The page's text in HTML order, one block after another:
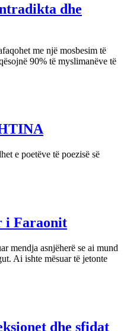
dhe
me një mosbesim të
90% të myslimanëve të
e poetëve të poezisë së
i Faraonit
mendja asnjëherë se ai mund
Ai ishte mësuar të jetonte
dhe sfidat